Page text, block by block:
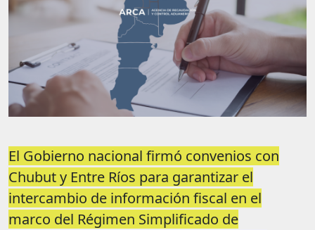
El Gobierno nacional firmó convenios con
Chubut y Entre Ríos para garantizar el
intercambio de información fiscal en el
marco del Régimen Simplificado de